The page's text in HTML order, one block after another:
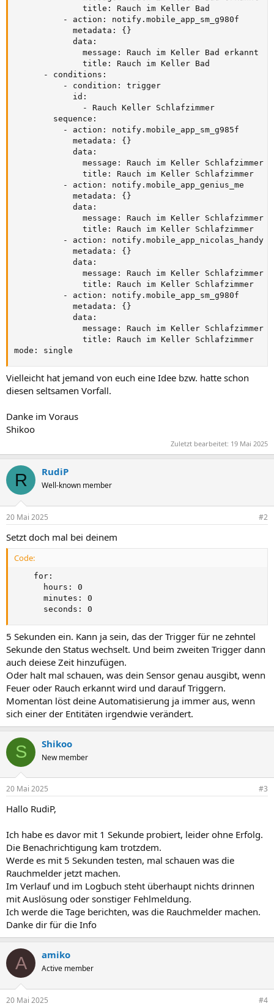
              title: Rauch im Keller Bad
          - action: notify.mobile_app_sm_g980f
            metadata: {}
            data:
              message: Rauch im Keller Bad erkannt
              title: Rauch im Keller Bad
      - conditions:
          - condition: trigger
            id:
              - Rauch Keller Schlafzimmer
        sequence:
          - action: notify.mobile_app_sm_g985f
            metadata: {}
            data:
message: Rauch im Keller Schlafzimmer
              title: Rauch im Keller Schlafzimmer
          - action: notify.mobile_app_genius_me
            metadata: {}
            data:
message: Rauch im Keller Schlafzimmer
              title: Rauch im Keller Schlafzimmer
          - action: notify.mobile_app_nicolas_handy
            metadata: {}
            data:
message: Rauch im Keller Schlafzimmer
              title: Rauch im Keller Schlafzimmer
          - action: notify.mobile_app_sm_g980f
            metadata: {}
            data:
message: Rauch im Keller Schlafzimmer
              title: Rauch im Keller Schlafzimmer
mode: single
Vielleicht hat jemand von euch eine Idee bzw. hatte schon
diesen seltsamen Vorfall.
Danke im Voraus
Shikoo
Zuletzt bearbeitet: 19 Mai 2025
R RudiP
Well-known member
20 Mai 2025 #2
Setzt doch mal bei deinem
Code:
    for:
      hours: 0
      minutes: 0
      seconds: 0
5 Sekunden ein. Kann ja sein, das der Trigger für ne zehntel
Sekunde den Status wechselt. Und beim zweiten Trigger dann
auch deiese Zeit hinzufügen.
Oder halt mal schauen, was dein Sensor genau ausgibt, wenn
Feuer oder Rauch erkannt wird und darauf Triggern.
Momentan löst deine Automatisierung ja immer aus, wenn
sich einer der Entitäten irgendwie verändert.
S Shikoo
New member
20 Mai 2025 #3
Hallo RudiP,
Ich habe es davor mit 1 Sekunde probiert, leider ohne Erfolg.
Die Benachrichtigung kam trotzdem.
Werde es mit 5 Sekunden testen, mal schauen was die
Rauchmelder jetzt machen.
Im Verlauf und im Logbuch steht überhaupt nichts drinnen
mit Auslösung oder sonstiger Fehlmeldung.
Ich werde die Tage berichten, was die Rauchmelder machen.
Danke dir für die Info
A amiko
Active member
20 Mai 2025 #4